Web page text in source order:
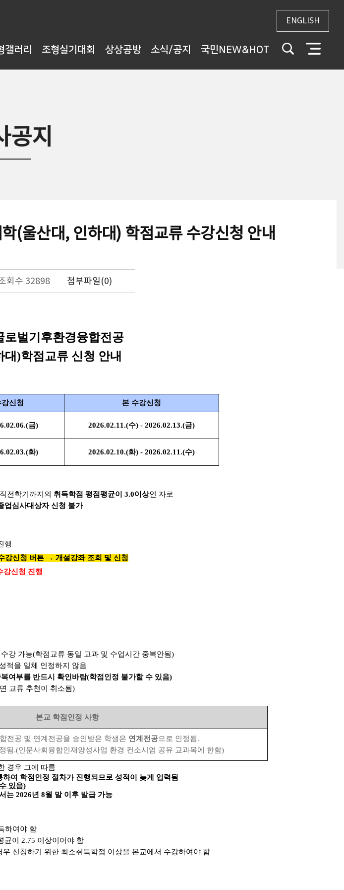
ENGLISH
갤러리 조형실기대회 상상공방 소식/공지 국민NEW&HOT
공지
(울산대, 인하대) 학점교류 수강신청 안내
회수 32898 첨부파일(0)
로벌기후환경융합전공
대)학점교류 신청 안내
신청 본 수강신청
금) 2026.02.11.(수) - 2026.02.13.(금)
화) 2026.02.10.(화) - 2026.02.11.(수)
직전학기까지의 취득학점 평점평균이 3.0이상인 자로
업심사대상자 신청 불가
행
강신청 버튼 → 개설강좌 조회 및 신청
강신청 진행
강 가능(학점교류 동일 교과 및 수업시간 중복안됨)
적을 일체 인정하지 않음
여부를 반드시 확인바람(학점인정 불가할 수 있음)
교류 추천이 취소됨)
본교 학점인정 사항
전공 및 연계전공을 승인받은 학생은 연계전공으로 인정됨.
됨.(인문사회융합인재양성사업 환경 컨소시엄 공유 교과목에 한함)
경우 그에 따름
여 학점인정 절차가 진행되므로 성적이 늦게 입력됨
있음)
는 2026년 8월 말 이후 발급 가능
하여야 함
균이 2.75 이상이어야 함
우 신청하기 위한 최소취득학점 이상을 본교에서 수강하여야 함